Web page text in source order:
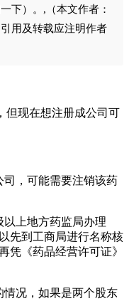
下）。,（本文作者：
用及转载应注明作者
但现在想注册成公司可
司，可能需要注销该药
上地方药监局办理
先到工商局进行名称核
凭《药品经营许可证》
况，如果是两个股东